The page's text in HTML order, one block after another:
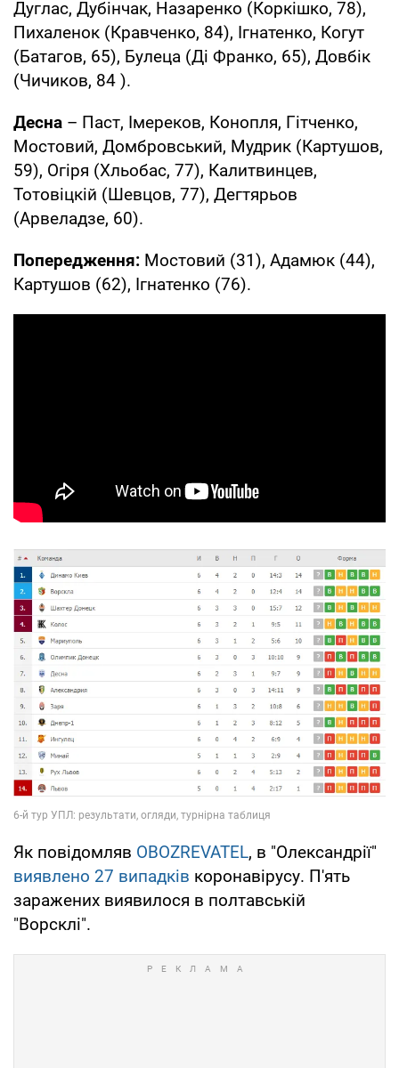
Дуглас, Дубінчак, Назаренко (Коркішко, 78),
Пихаленок (Кравченко, 84), Ігнатенко, Когут
(Батагов, 65), Булеца (Ді Франко, 65), Довбік
(Чичиков, 84 ).
Десна – Паст, Імереков, Конопля, Гітченко,
Мостовий, Домбровський, Мудрик (Картушов,
59), Огіря (Хльобас, 77), Калитвинцев,
Тотовіцкій (Шевцов, 77), Дегтярьов
(Арвеладзе, 60).
Попередження: Мостовий (31), Адамюк (44),
Картушов (62), Ігнатенко (76).
Як повідомляв OBOZREVATEL, в "Олександрії"
виявлено 27 випадків коронавiрусу. П'ять
заражених виявилося в полтавській
"Ворсклі".